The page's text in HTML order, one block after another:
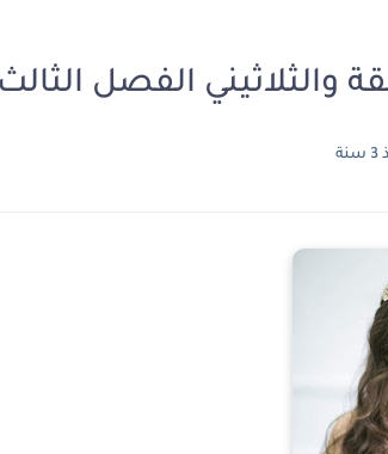
الفصل الثالث 3بقلم اسماعيل موسي